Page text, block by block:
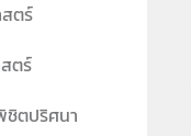
ตร์
ตร์
ชิตปริศนา